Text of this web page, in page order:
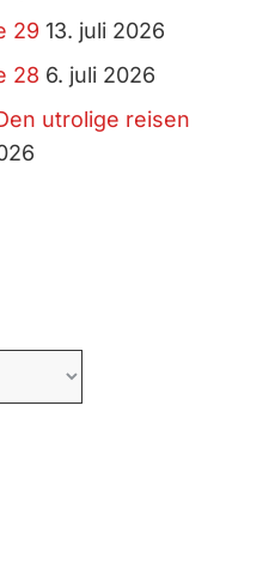
29 13. juli 2026
28 6. juli 2026
utrolige reisen